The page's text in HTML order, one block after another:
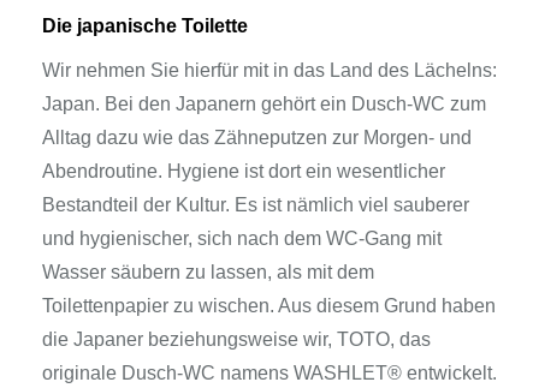
Die japanische Toilette
Wir nehmen Sie hierfür mit in das Land des Lächelns:
Japan. Bei den Japanern gehört ein Dusch-WC zum
Alltag dazu wie das Zähneputzen zur Morgen- und
Abendroutine. Hygiene ist dort ein wesentlicher
Bestandteil der Kultur. Es ist nämlich viel sauberer
und hygienischer, sich nach dem WC-Gang mit
Wasser säubern zu lassen, als mit dem
Toilettenpapier zu wischen. Aus diesem Grund haben
die Japaner beziehungsweise wir, TOTO, das
originale Dusch-WC namens WASHLET® entwickelt.